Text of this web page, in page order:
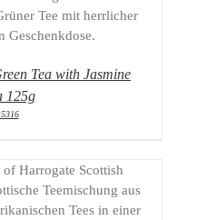
Tea with Jasmine
125g